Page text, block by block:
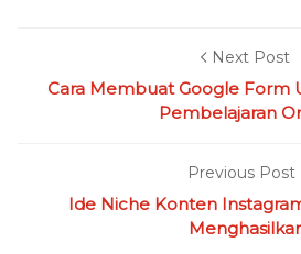
Next Post
Cara Membuat Google Form
Pembelajaran
Previous Post
Ide Niche Konten